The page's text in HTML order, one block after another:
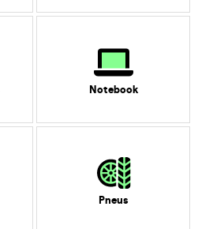
Notebook
Pneus